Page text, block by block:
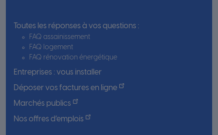
Toutes les réponses à vos questions :
FAQ assainissement
FAQ logement
FAQ rénovation énergétique
Entreprises : vous installer
Déposer vos factures en ligne
Marchés publics
Nos offres d’emplois